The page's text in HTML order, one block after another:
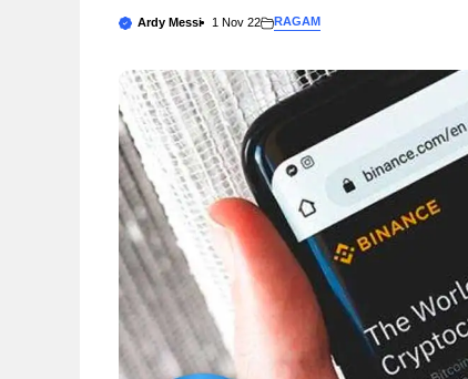
Ardy Messi 1 Nov 22 RAGAM